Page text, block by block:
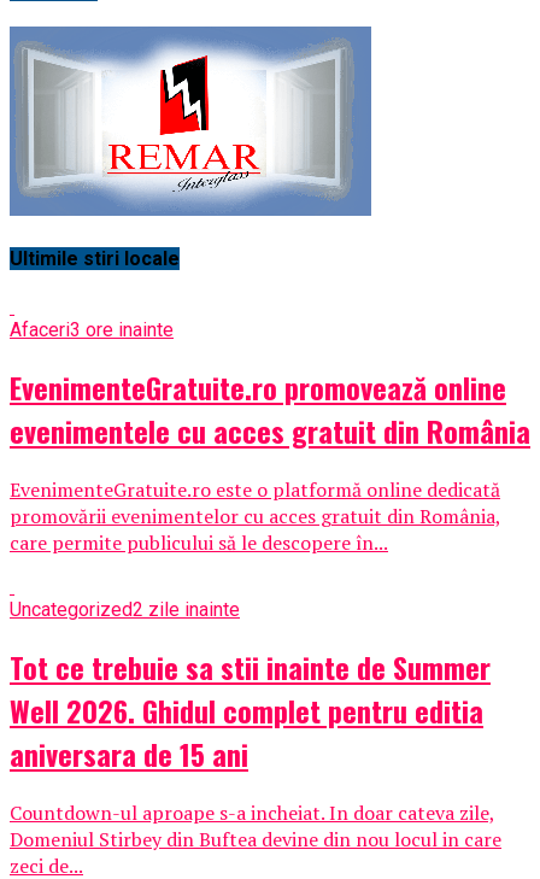
Ultimile stiri locale
Afaceri3 ore inainte
EvenimenteGratuite.ro promovează online
evenimentele cu acces gratuit din România
EvenimenteGratuite.ro este o platformă online dedicată
promovării evenimentelor cu acces gratuit din România,
care permite publicului să le descopere în...
Uncategorized2 zile inainte
Tot ce trebuie sa stii inainte de Summer
Well 2026. Ghidul complet pentru editia
aniversara de 15 ani
Countdown-ul aproape s-a incheiat. In doar cateva zile,
Domeniul Stirbey din Buftea devine din nou locul in care
zeci de...